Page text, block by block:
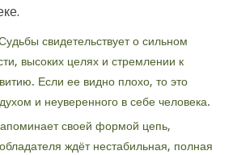
свидетельствует о сильном
высоких целях и стремлении к
Если ее видно плохо, то это
и неуверенного в себе человека.
своей формой цепь,
ждёт нестабильная, полная